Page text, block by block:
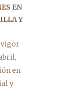
EN
Y
vigor
en
y